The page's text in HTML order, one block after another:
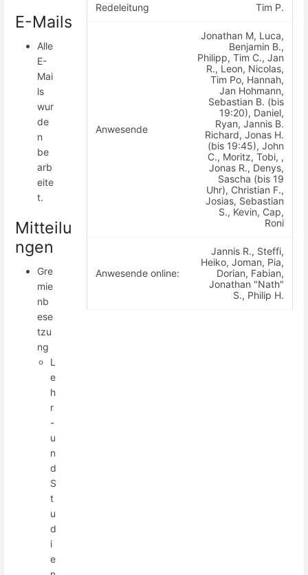
Redeleitung Tim P.
Anwesende
Jonathan M, Luca,
Benjamin B.,
Philipp, Tim C., Jan
R., Leon, Nicolas,
Tim Po, Hannah,
Jan Hohmann,
Sebastian B. (bis
19:20), Daniel,
Ryan, Jannis B.
Richard, Jonas H.
(bis 19:45), John
C., Moritz, Tobi, ,
Jonas R., Denys,
Sascha (bis 19
Uhr), Christian F.,
Josias, Sebastian
S., Kevin, Cap,
Roni
Anwesende online:
Jannis R., Steffi,
Heiko, Joman, Pia,
Dorian, Fabian,
Jonathan "Nath"
S., Philip H.
E-Mails
Alle
E-
Mai
ls
wur
de
n
be
arb
eite
t.
Mitteilu
ngen
Gre
mie
nb
ese
tzu
ng
L
e
h
r
-
u
n
d
S
t
u
d
i
e